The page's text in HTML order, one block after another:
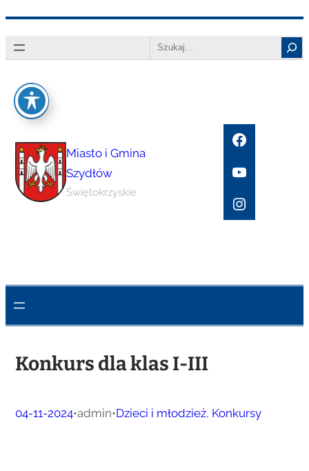
do
Search
Miasto i Gmina
Szydłów
Świętokrzyskie
Facebook
YouTube
Instagram
Konkurs dla klas I-III
04-11-2024•admin•Dzieci i młodzież, Konkursy